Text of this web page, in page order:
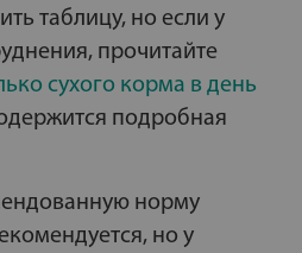
таблицу, но если у
прочитайте
сухого корма в день
подробная
норму
но у